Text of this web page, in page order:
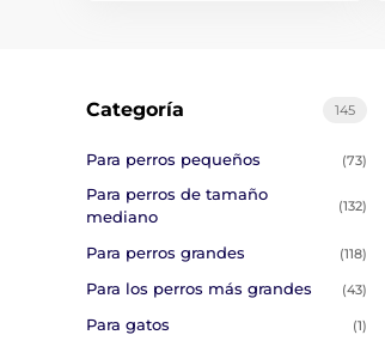
145
Categoría
Para perros pequeños (73)
Para perros de tamaño
mediano
(132)
Para perros grandes (118)
Para los perros más grandes (43)
Para gatos (1)